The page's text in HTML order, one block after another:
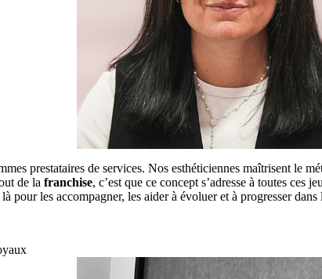
prestataires de services. Nos esthéticiennes maîtrisent le
de la franchise, c’est que ce concept s’adresse à toutes ces
pour les accompagner, les aider à évoluer et à progresser